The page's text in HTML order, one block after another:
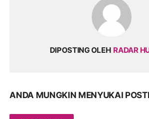
DIPOSTING OLEH RADAR
ANDA MUNGKIN MENYUKAI